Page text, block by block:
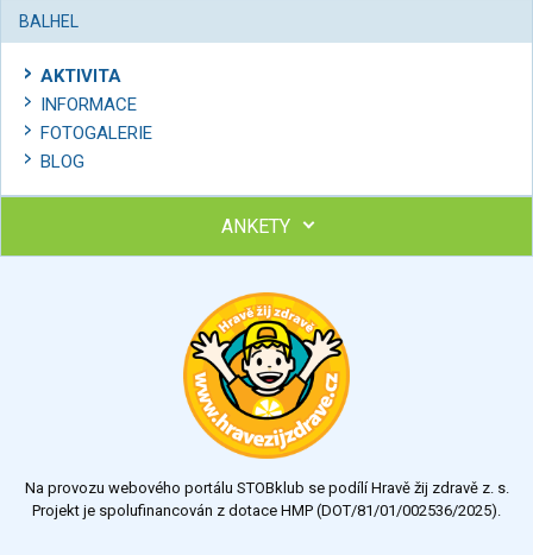
BALHEL
AKTIVITA
INFORMACE
FOTOGALERIE
BLOG
ANKETY
Výsledky Všechny ankety
Na provozu webového portálu STOBklub se podílí Hravě žij zdravě z. s.
Projekt je spolufinancován z dotace HMP (DOT/81/01/002536/2025).